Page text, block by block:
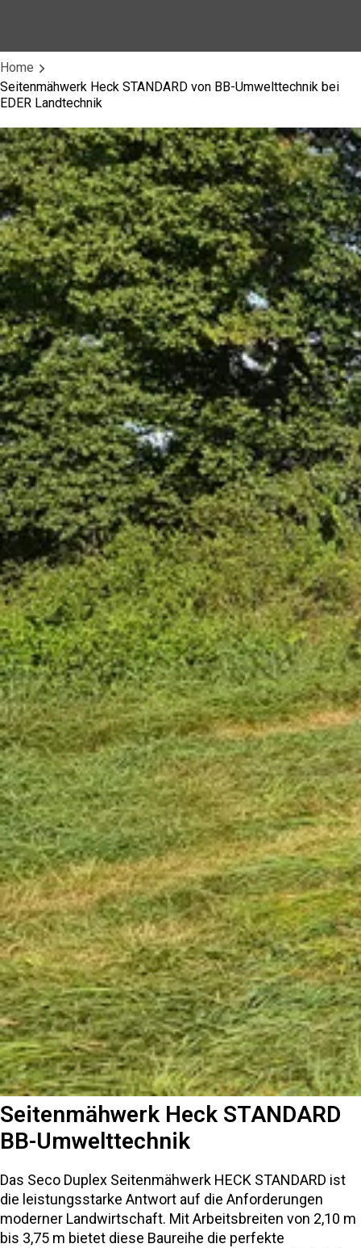
Home
Seitenmähwerk Heck STANDARD von BB-Umwelttechnik bei
EDER Landtechnik
Seitenmähwerk Heck STANDARD
BB-Umwelttechnik
Das Seco Duplex Seitenmähwerk HECK STANDARD ist
die leistungsstarke Antwort auf die Anforderungen
moderner Landwirtschaft. Mit Arbeitsbreiten von 2,10 m
bis 3,75 m bietet diese Baureihe die perfekte